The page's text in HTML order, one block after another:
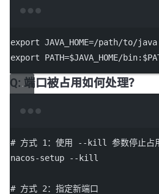
export JAVA_HOME=/path/to/java
export PATH=$JAVA_HOME/bin:
Q: 端口被占用如何处理？
# 方式 1：使用 --kill 参数停止占
nacos-setup
--kill
# 方式 2：指定新端口